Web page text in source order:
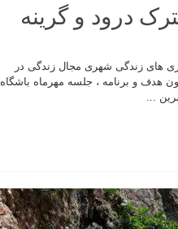
درود و گرینه
های زندگی شهری مجال زندگی در
هدف و برنامه ، جلسه مهرماه باشگاه
...